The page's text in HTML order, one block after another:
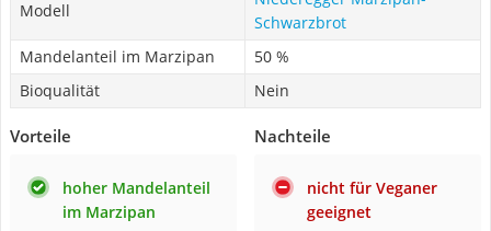
Modell
Schwarzbrot
Mandelanteil im Marzipan
50 %
Bioqualität
Nein
Vorteile
hoher Mandelanteil
im Marzipan
Nachteile
nicht für Veganer
geeignet